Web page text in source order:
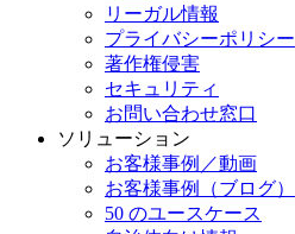
リーガル情報
プライバシーポリシー
著作権侵害
セキュリティ
お問い合わせ窓口
ソリューション
お客様事例／動画
お客様事例（ブログ）
50 のユースケース